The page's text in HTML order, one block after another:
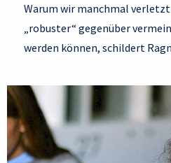
Warum wir manchmal
„robuster“ gegenüber
werden können, schildert